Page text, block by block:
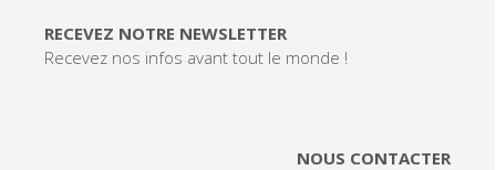
RECEVEZ NOTRE NEWSLETTER
Recevez nos infos avant tout le monde !
NOUS CONTACTER